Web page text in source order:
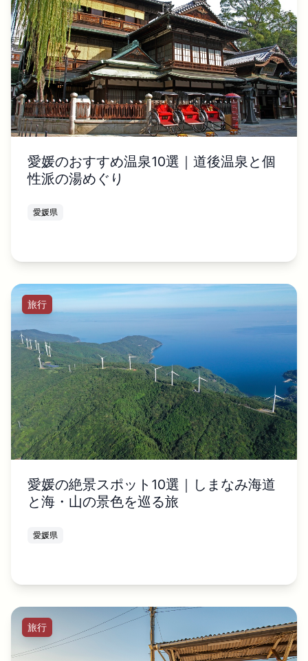
愛媛のおすすめ温泉10選｜道後温泉と個
性派の湯めぐり
愛媛県
旅行
愛媛の絶景スポット10選｜しまなみ海道
と海・山の景色を巡る旅
愛媛県
旅行